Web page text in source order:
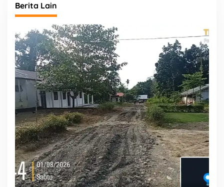
Berita Lain